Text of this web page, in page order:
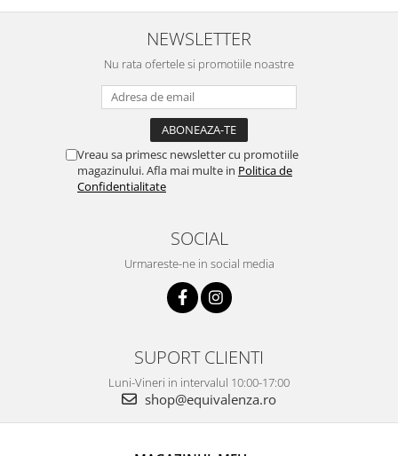
NEWSLETTER
Nu rata ofertele si promotiile noastre
Vreau sa primesc newsletter cu promotiile
magazinului. Afla mai multe in Politica de
Confidentialitate
SOCIAL
Urmareste-ne in social media
SUPORT CLIENTI
Luni-Vineri in intervalul 10:00-17:00
shop@equivalenza.ro